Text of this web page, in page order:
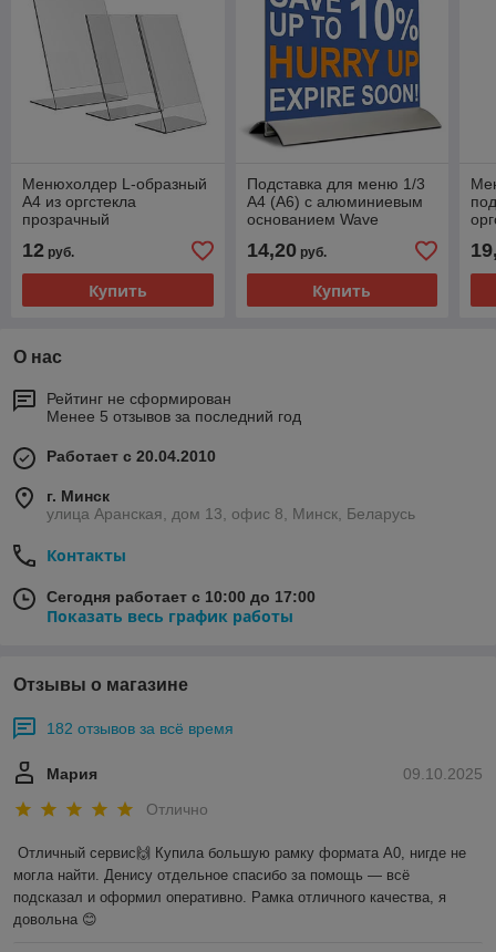
Менюхолдер L-образный
А4 из оргстекла
прозрачный
12 руб.
Купить
Подставка для меню 1/3
А4 (А6) с алюминиевым
основанием Wave
14,20руб.
Купить
О нас
Рейтинг не сформирован
Менее 5 отзывов за последний год
Работает с 20.04.2010
г. Минск
улица Аранская, дом 13, офис 8, Минск, Беларусь
Контакты
Сегодня работает с 10:00 до 17:00
Показать весь график работы
Отзывы о магазине
182 отзывов за всё время
09.10.2025
Мария
Отлично
Отличный сервис🙌 Купила большую рамку формата А0, нигде не
могла найти. Денису отдельное спасибо за помощь — всё
подсказал и оформил оперативно. Рамка отличного качества, я
довольна 😊